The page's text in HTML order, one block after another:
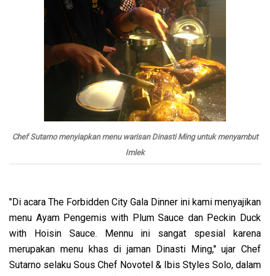
Chef Sutarno menyiapkan menu warisan Dinasti Ming untuk menyambut
Imlek
"Di acara The Forbidden City Gala Dinner ini kami menyajikan
menu Ayam Pengemis with Plum Sauce dan Peckin Duck
with Hoisin Sauce. Mennu ini sangat spesial karena
merupakan menu khas di jaman Dinasti Ming," ujar Chef
Sutarno selaku Sous Chef Novotel & Ibis Styles Solo, dalam